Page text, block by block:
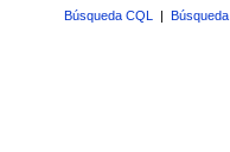
Búsqueda CQL